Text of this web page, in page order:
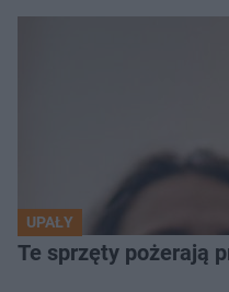
UPAŁY
Te sprzęty pożerają